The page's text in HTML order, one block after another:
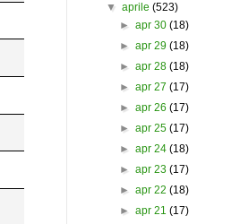
▼ aprile (523)
► apr 30 (18)
► apr 29 (18)
► apr 28 (18)
► apr 27 (17)
► apr 26 (17)
► apr 25 (17)
► apr 24 (18)
► apr 23 (17)
► apr 22 (18)
► apr 21 (17)